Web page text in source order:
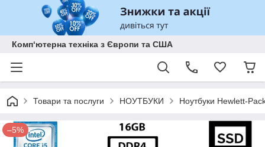
Комп‘ютерна техніка з Європи та США
Товари та послуги НОУТБУКИ Ноутбуки Hewlett-
–5%